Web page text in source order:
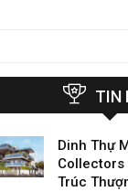
TIN
Dinh Thự
Collectors
Trúc